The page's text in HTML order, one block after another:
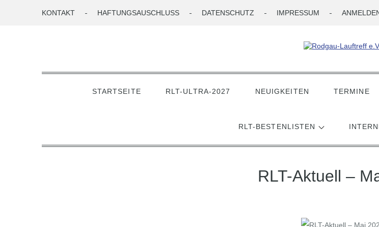
KONTAKT HAFTUNGSAUSCHLUSS DATENSCHUTZ IMPRESSUM
Rodgau-Lauftreff e.V.
STARTSEITE RLT-ULTRA-2027 NEUIGKEITEN TERMINE
RLT-BESTENLISTEN
RLT-Aktuell –